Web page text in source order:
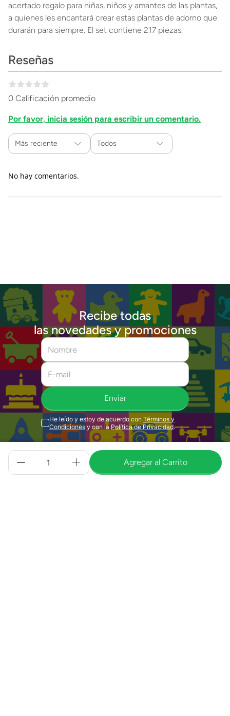
Agregar al Carrito
acertado regalo para niñas, niños y amantes de las plantas,
a quienes les encantará crear estas plantas de adorno que
durarán para siempre. El set contiene 217 piezas.
Reseñas
0 Calificación promedio
Por favor, inicia sesión para escribir un comentario.
Más reciente Todos
No hay comentarios.
Recibe todas
las novedades y promociones
Enviar
He leído y estoy de acuerdo con Términos y
Condiciones y con la Política de Privacidad.